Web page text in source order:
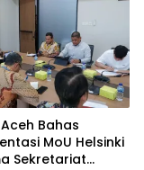
Bahas
MoU Helsinki
Sekretariat